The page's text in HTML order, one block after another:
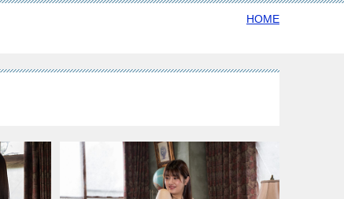
HOME